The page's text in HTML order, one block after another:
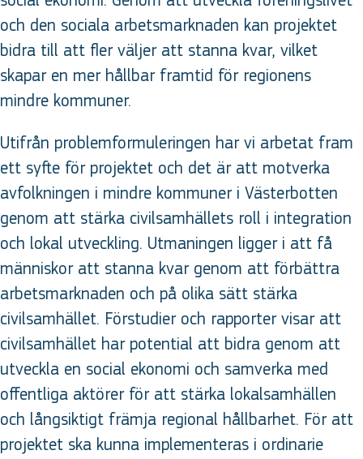
och den sociala arbetsmarknaden kan projektet
bidra till att fler väljer att stanna kvar, vilket
skapar en mer hållbar framtid för regionens
mindre kommuner.
Utifrån problemformuleringen har vi arbetat fram
ett syfte för projektet och det är att motverka
avfolkningen i mindre kommuner i Västerbotten
genom att stärka civilsamhällets roll i integration
och lokal utveckling. Utmaningen ligger i att få
människor att stanna kvar genom att förbättra
arbetsmarknaden och på olika sätt stärka
civilsamhället. Förstudier och rapporter visar att
civilsamhället har potential att bidra genom att
utveckla en social ekonomi och samverka med
offentliga aktörer för att stärka lokalsamhällen
och långsiktigt främja regional hållbarhet. För att
projektet ska kunna implementeras i ordinarie